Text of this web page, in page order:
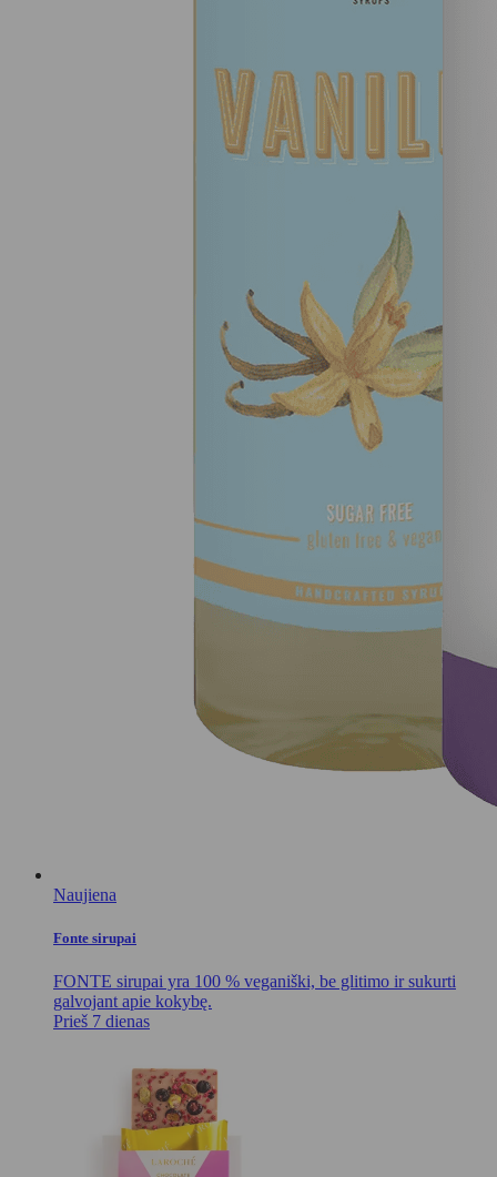
Naujiena
Fonte sirupai
FONTE sirupai yra 100 % veganiški, be glitimo ir sukurti
galvojant apie kokybę.
Prieš 7 dienas